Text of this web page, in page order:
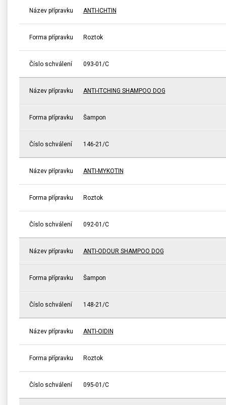
Název přípravku ANTI-ICHTIN
Forma přípravku Roztok
Číslo schválení 093-01/C
Název přípravku ANTI-ITCHING SHAMPOO DOG
Forma přípravku Šampon
Číslo schválení 146-21/C
Název přípravku ANTI-MYKOTIN
Forma přípravku Roztok
Číslo schválení 092-01/C
Název přípravku ANTI-ODOUR SHAMPOO DOG
Forma přípravku Šampon
Číslo schválení 148-21/C
Název přípravku ANTI-OIDIN
Forma přípravku Roztok
Číslo schválení 095-01/C